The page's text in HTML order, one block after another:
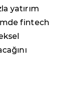
yatırım
fintech